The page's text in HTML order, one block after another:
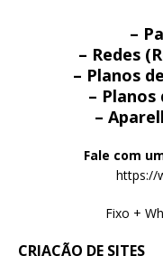
–
– Redes
– Planos
–
–
Fale com
https://
Fixo +
CRIAÇÃO DE SITES